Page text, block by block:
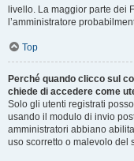
livello. La maggior parte dei
l’amministratore
Top
Perché quando clicco sul
chiede di accedere come
Solo gli utenti registrati
usando il modulo di invio
amministratori abbiano
uso scorretto o malevolo del